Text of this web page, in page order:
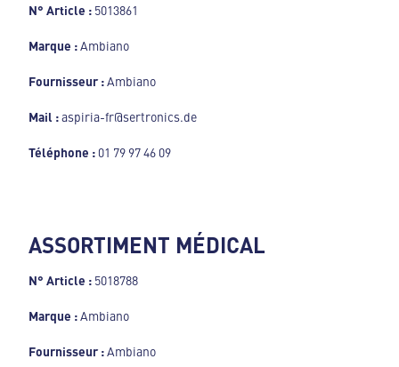
N° Article : 5013861
Marque :Ambiano
Fournisseur :Ambiano
Mail :aspiria-fr@sertronics.de
Téléphone : 01 79 97 46 09
ASSORTIMENT MÉDICAL
N° Article : 5018788
Marque :Ambiano
Fournisseur :Ambiano